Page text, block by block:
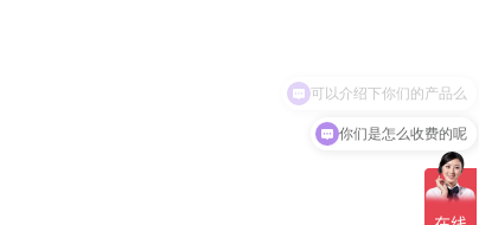
你们是怎么收费的呢